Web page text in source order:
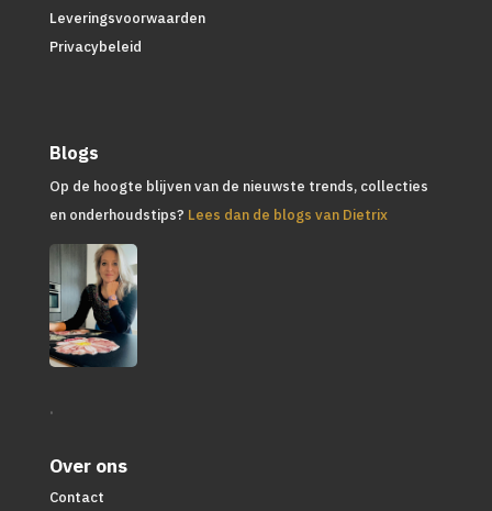
Leveringsvoorwaarden
Privacybeleid
Blogs
Op de hoogte blijven van de nieuwste trends, collecties
en onderhoudstips? Lees dan de blogs van Dietrix
.
Over ons
Contact